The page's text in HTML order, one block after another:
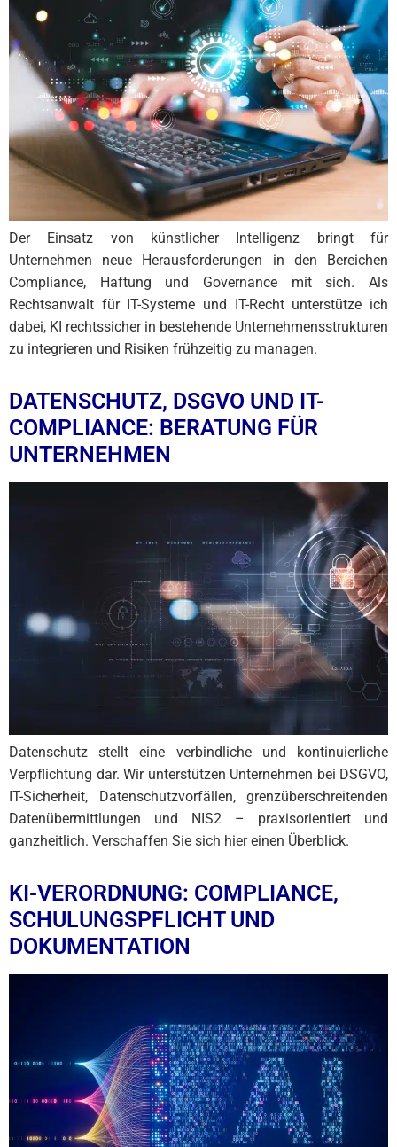
Der Einsatz von künstlicher Intelligenz bringt für
Unternehmen neue Herausforderungen in den Bereichen
Compliance, Haftung und Governance mit sich. Als
Rechtsanwalt für IT-Systeme und IT-Recht unterstütze ich
dabei, KI rechtssicher in bestehende Unternehmensstrukturen
zu integrieren und Risiken frühzeitig zu managen.
DATENSCHUTZ, DSGVO UND IT-
COMPLIANCE: BERATUNG FÜR
UNTERNEHMEN
Datenschutz stellt eine verbindliche und kontinuierliche
Verpflichtung dar. Wir unterstützen Unternehmen bei DSGVO,
IT-Sicherheit, Datenschutzvorfällen, grenzüberschreitenden
Datenübermittlungen und NIS2 – praxisorientiert und
ganzheitlich. Verschaffen Sie sich hier einen Überblick.
KI-VERORDNUNG: COMPLIANCE,
SCHULUNGSPFLICHT UND
DOKUMENTATION